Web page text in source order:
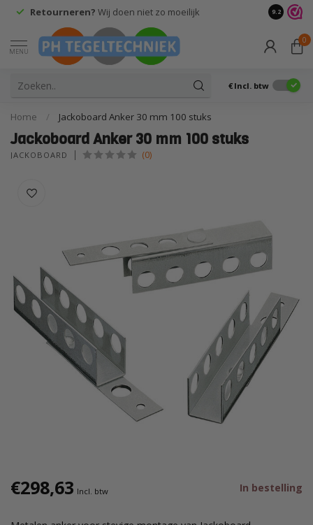
Retourneren? Wij doen niet zo moeilijk 9.2
MENU
0
€ Incl. btw
Home / Jackoboard Anker 30 mm 100 stuks
Jackoboard Anker 30 mm 100 stuks
JACKOBOARD (0)
€298,63 Incl. btw In bestelling